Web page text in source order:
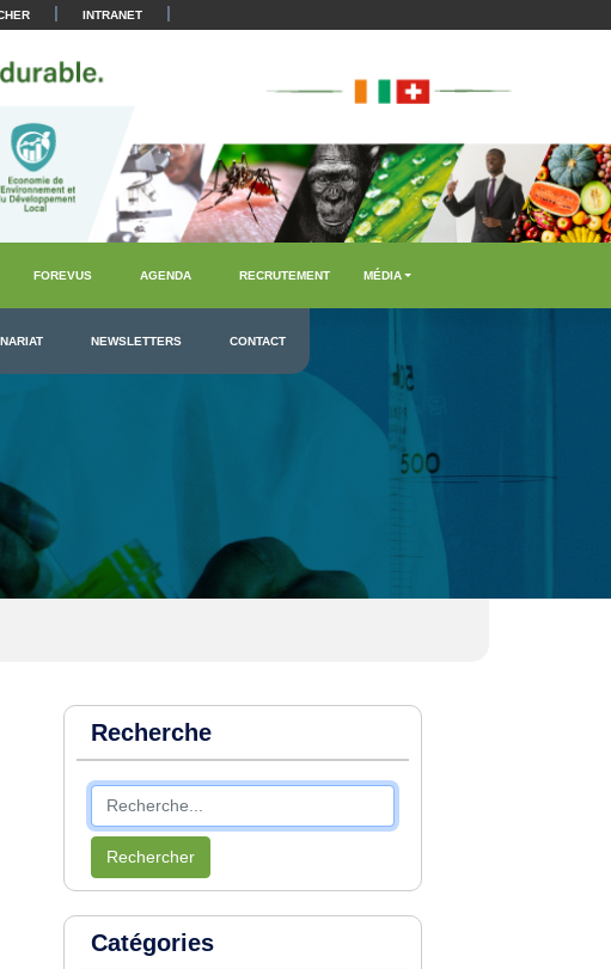
| INTRANET |
FOREVUS AGENDA RECRUTEMENT MÉDIA
NEWSLETTERS CONTACT
Recherche
Rechercher
Catégories